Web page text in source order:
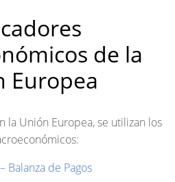
de la
Europea
la Unión Europea, se utilizan los
Balanza de Pagos